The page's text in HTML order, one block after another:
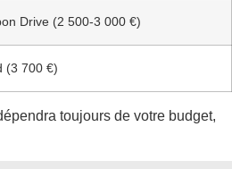
Drive (2 500-3 000 €)
(3 700 €)
toujours de votre budget,